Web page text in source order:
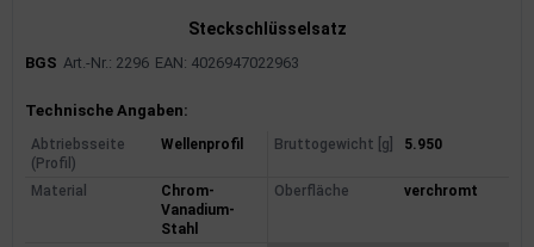
Steckschlüsselsatz
BGS Art.-Nr.: 2296 EAN: 4026947022963
Produktinformationen
Technische Angaben:
Abtriebsseite
(Profil)
Wellenprofil Bruttogewicht [g] 5.950
Material
Chrom-
Vanadium-
Stahl
Oberfläche verchromt